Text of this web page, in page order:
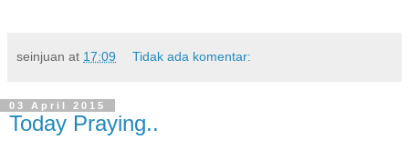
seinjuan at 17:09 Tidak ada komentar:
03 April 2015
Today Praying..